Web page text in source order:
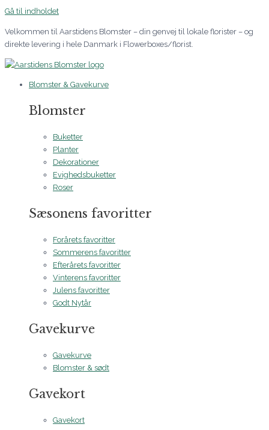
Gå til indholdet
Velkommen til Aarstidens Blomster – din genvej til lokale florister – og
direkte levering i hele Danmark i Flowerboxes/florist.
Blomster & Gavekurve
Blomster
Buketter
Planter
Dekorationer
Evighedsbuketter
Roser
Sæsonens favoritter
Forårets favoritter
Sommerens favoritter
Efterårets favoritter
Vinterens favoritter
Julens favoritter
Godt Nytår
Gavekurve
Gavekurve
Blomster & sødt
Gavekort
Gavekort